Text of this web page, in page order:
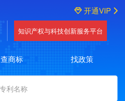
开通VIP
知识产权与科技创新服务平台
查商标 找政策